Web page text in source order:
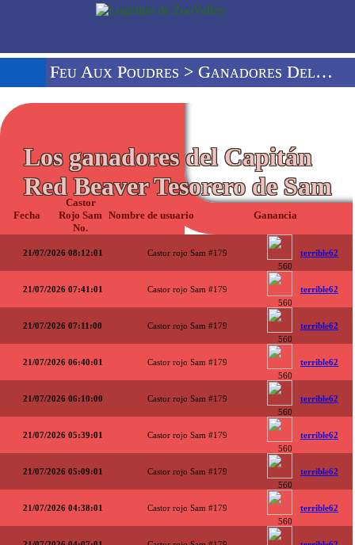
Feu Aux Poudres > Ganadores Del Red Beaver Sam
Los ganadores del Capitán
Red Beaver Tesorero de Sam
Fecha
Castor
Rojo Sam
No.
Nombre de usuario Ganancia
21/07/2026 08:12:01
Castor rojo Sam #179
560
terrible62
21/07/2026 07:41:01
Castor rojo Sam #179
560
terrible62
21/07/2026 07:11:00
Castor rojo Sam #179
560
terrible62
21/07/2026 06:40:01
Castor rojo Sam #179
560
terrible62
21/07/2026 06:10:00
Castor rojo Sam #179
560
terrible62
21/07/2026 05:39:01
Castor rojo Sam #179
560
terrible62
21/07/2026 05:09:01
Castor rojo Sam #179
560
terrible62
21/07/2026 04:38:01
Castor rojo Sam #179
560
terrible62